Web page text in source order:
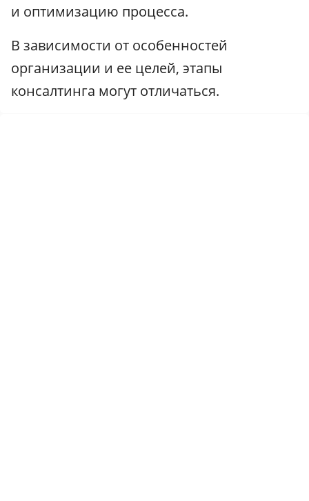
и оптимизацию процесса.
В зависимости от особенностей
организации и ее целей, этапы
консалтинга могут отличаться.